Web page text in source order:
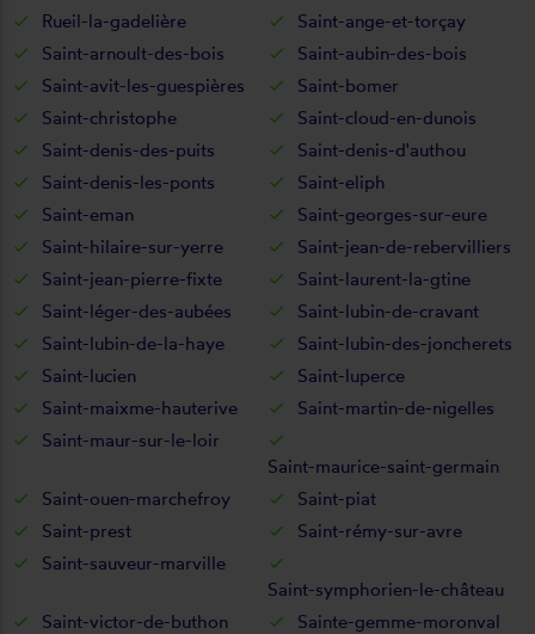
Rueil-la-gadelière
Saint-ange-et-torçay
Saint-arnoult-des-bois
Saint-aubin-des-bois
Saint-avit-les-guespières
Saint-bomer
Saint-christophe
Saint-cloud-en-dunois
Saint-denis-des-puits
Saint-denis-d'authou
Saint-denis-les-ponts
Saint-eliph
Saint-eman
Saint-georges-sur-eure
Saint-hilaire-sur-yerre
Saint-jean-de-rebervilliers
Saint-jean-pierre-fixte
Saint-laurent-la-gtine
Saint-léger-des-aubées
Saint-lubin-de-cravant
Saint-lubin-de-la-haye
Saint-lubin-des-joncherets
Saint-lucien
Saint-luperce
Saint-maixme-hauterive
Saint-martin-de-nigelles
Saint-maur-sur-le-loir
Saint-maurice-saint-germain
Saint-ouen-marchefroy
Saint-piat
Saint-prest
Saint-rémy-sur-avre
Saint-sauveur-marville
Saint-symphorien-le-château
Saint-victor-de-buthon
Sainte-gemme-moronval